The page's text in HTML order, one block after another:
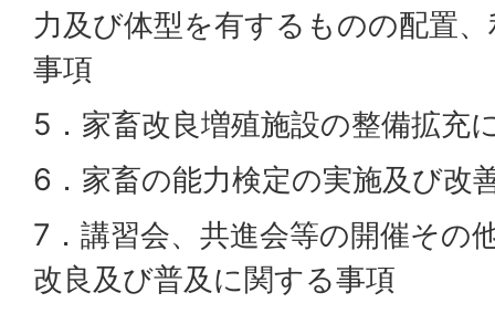
力及び体型を有するものの配置
事項
5．家畜改良増殖施設の整備拡充
6．家畜の能力検定の実施及び改
7．講習会、共進会等の開催その
改良及び普及に関する事項